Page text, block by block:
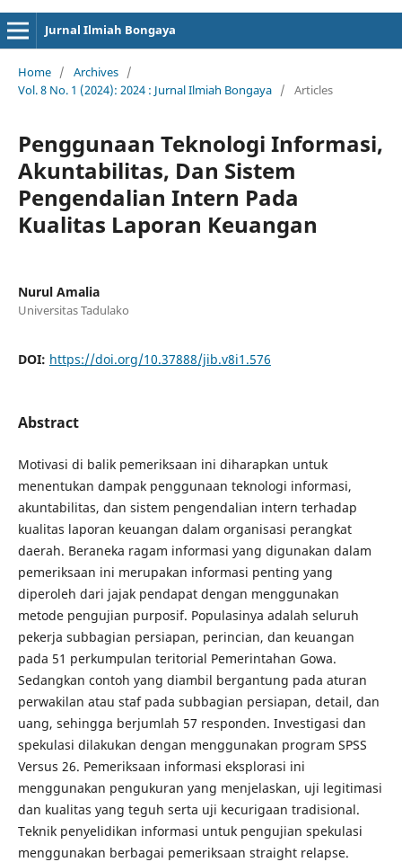
Jurnal Ilmiah Bongaya
Home / Archives /
Vol. 8 No. 1 (2024): 2024 : Jurnal Ilmiah Bongaya / Articles
Penggunaan Teknologi Informasi,
Akuntabilitas, Dan Sistem
Pengendalian Intern Pada
Kualitas Laporan Keuangan
Nurul Amalia
Universitas Tadulako
DOI: https://doi.org/10.37888/jib.v8i1.576
Abstract
Motivasi di balik pemeriksaan ini diharapkan untuk
menentukan dampak penggunaan teknologi informasi,
akuntabilitas, dan sistem pengendalian intern terhadap
kualitas laporan keuangan dalam organisasi perangkat
daerah. Beraneka ragam informasi yang digunakan dalam
pemeriksaan ini merupakan informasi penting yang
diperoleh dari jajak pendapat dengan menggunakan
metode pengujian purposif. Populasinya adalah seluruh
pekerja subbagian persiapan, perincian, dan keuangan
pada 51 perkumpulan teritorial Pemerintahan Gowa.
Sedangkan contoh yang diambil bergantung pada aturan
perwakilan atau staf pada subbagian persiapan, detail, dan
uang, sehingga berjumlah 57 responden. Investigasi dan
spekulasi dilakukan dengan menggunakan program SPSS
Versus 26. Pemeriksaan informasi eksplorasi ini
menggunakan pengukuran yang menjelaskan, uji legitimasi
dan kualitas yang teguh serta uji kecurigaan tradisional.
Teknik penyelidikan informasi untuk pengujian spekulasi
menggunakan berbagai pemeriksaan straight relapse.